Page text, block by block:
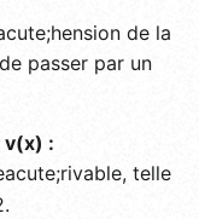
de la
passer par un
v(x) :
telle